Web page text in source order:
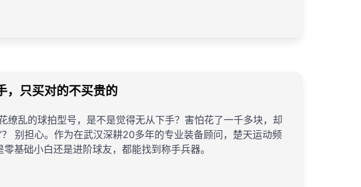
，只买对的不买贵的
缭乱的球拍型号，是不是觉得无从下手？害怕花了一千多块，却
别担心。作为在武汉深耕20多年的专业装备顾问，楚天运动频
基础小白还是进阶球友，都能找到称手兵器。